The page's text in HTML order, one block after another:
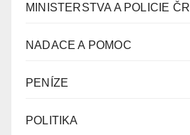
MINISTERSTVA A POLICIE ČR
NADACE A POMOC
PENÍZE
POLITIKA